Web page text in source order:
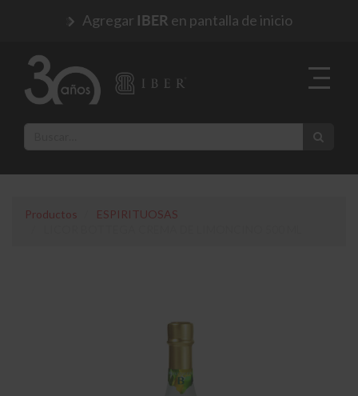
Agregar IBER en pantalla de inicio
Productos
ESPIRITUOSAS